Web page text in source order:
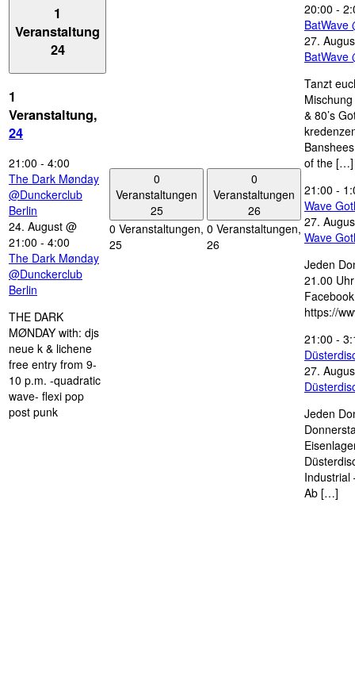
1
Veranstaltung
24
1
Veranstaltung,
24
21:00 - 4:00
The Dark Mønday
@Dunckerclub
Berlin
24. August @
21:00 - 4:00
The Dark Mønday
@Dunckerclub
Berlin
THE DARK
MØNDAY with: djs
neue k & lichene
free entry from 9-
10 p.m. -quadratic
wave- flexi pop
post punk
0
Veranstaltungen
25
0 Veranstaltungen,
25
0
Veranstaltungen
26
0 Veranstaltungen,
26
20:00 -
BatWave
27.
BatWave
Tanzt
& 80’s
of the […]
21:00 -
Wave
27.
Wave
Jeden
21.00
https://
21:00 -
27.
Jeden
Industrial
Ab […]